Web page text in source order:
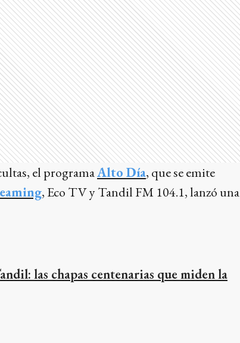
el programaAlto Día, que se emite
, Eco TV y Tandil FM 104.1, lanzó una
las chapas centenarias que miden la